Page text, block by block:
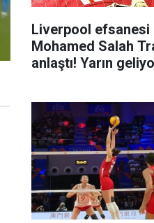
Liverpool efsanesi
Mohamed Salah
anlaştı! Yarın